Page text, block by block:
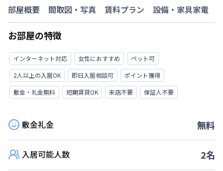
部屋概要 間取図・写真 賃料プラン 設備・家具家電
お部屋の特徴
インターネット対応 女性におすすめ
ペット可
2人以上の入居OK
即日入居相談可
ポイント獲得
敷金・礼金無料
短期賃貸OK 来店不要 保証人不要
敷金礼金 無料
入居可能人数 2名